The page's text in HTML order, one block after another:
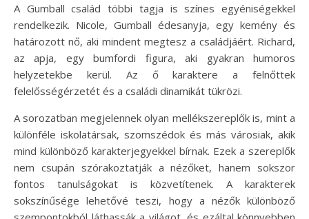
A Gumball család többi tagja is színes egyéniségekkel
rendelkezik. Nicole, Gumball édesanyja, egy kemény és
határozott nő, aki mindent megtesz a családjáért. Richard,
az apja, egy bumfordi figura, aki gyakran humoros
helyzetekbe kerül. Az ő karaktere a felnőttek
felelősségérzetét és a családi dinamikát tükrözi.
A sorozatban megjelennek olyan mellékszereplők is, mint a
különféle iskolatársak, szomszédok és más városiak, akik
mind különböző karakterjegyekkel bírnak. Ezek a szereplők
nem csupán szórakoztatják a nézőket, hanem sokszor
fontos tanulságokat is közvetítenek. A karakterek
sokszínűsége lehetővé teszi, hogy a nézők különböző